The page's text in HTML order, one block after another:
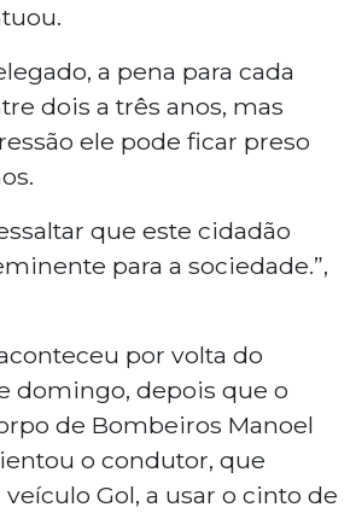
a pena para cada
dois a três anos, mas
ele pode ficar preso
que este cidadão
para a sociedade.”,
por volta do
domingo, depois que o
de Bombeiros Manoel
o condutor, que
Gol, a usar o cinto de